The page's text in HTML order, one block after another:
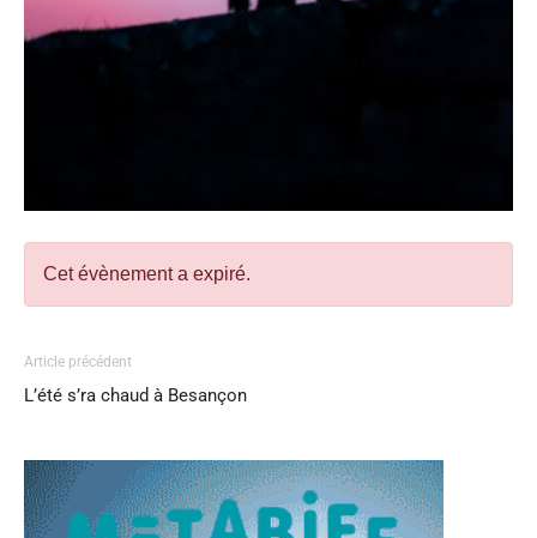
Cet évènement a expiré.
Article précédent
L’été s’ra chaud à Besançon